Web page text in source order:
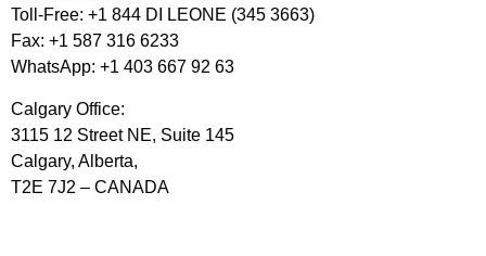
Toll-Free: +1 844 DI LEONE (345 3663)
Fax: +1 587 316 6233
WhatsApp: +1 403 667 92 63
Calgary Office:
3115 12 Street NE, Suite 145
Calgary, Alberta,
T2E 7J2 – CANADA